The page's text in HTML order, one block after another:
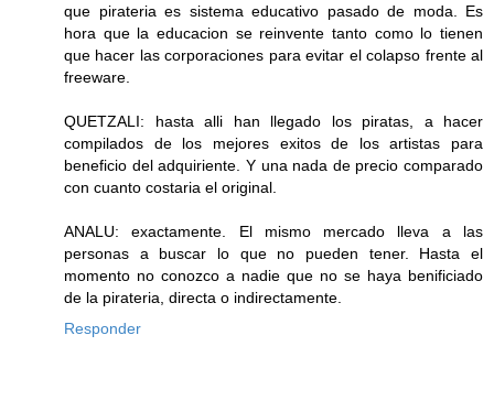
que pirateria es sistema educativo pasado de moda. Es
hora que la educacion se reinvente tanto como lo tienen
que hacer las corporaciones para evitar el colapso frente al
freeware.
QUETZALI: hasta alli han llegado los piratas, a hacer
compilados de los mejores exitos de los artistas para
beneficio del adquiriente. Y una nada de precio comparado
con cuanto costaria el original.
ANALU: exactamente. El mismo mercado lleva a las
personas a buscar lo que no pueden tener. Hasta el
momento no conozco a nadie que no se haya benificiado
de la pirateria, directa o indirectamente.
Responder